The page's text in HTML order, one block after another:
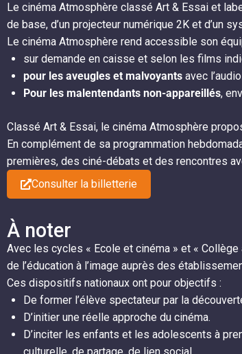
Le cinéma Atmosphère classé Art & Essai et
de base, d’un projecteur numérique 2K et d’un
Le cinéma Atmosphère rend accessible son
sur demande en caisse et selon les films
pour les aveugles et malvoyants avec
Pour les malentendants non-appareillés,
Classé Art & Essai, le cinéma Atmosphère
En complément de sa programmation
premières, des ciné-débats et des rencontres
Consulter la billetterie
À noter
Avec les cycles « Ecole et cinéma » et «
de l’éducation à l’image auprès des
Ces dispositifs nationaux ont pour objectifs :
De former l’élève spectateur par la
D’initier une réelle approche du cinéma.
D’inciter les enfants et les adolescents à